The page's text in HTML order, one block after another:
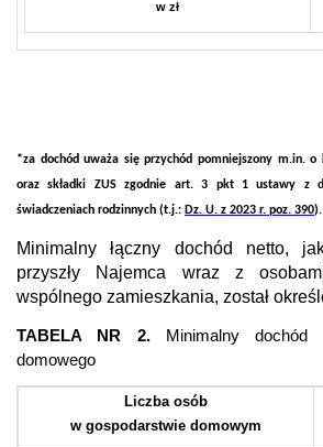
w zł
*za dochód uważa się przychód pomniejszony m.in. o
oraz składki ZUS zgodnie art. 3 pkt 1 ustawy z
świadczeniach rodzinnych (t.j.: Dz. U. z 2023 r. poz. 390).
Minimalny łączny dochód netto,
przyszły Najemca wraz z
wspólnego zamieszkania, został
TABELA NR 2.Minimalny dochód
domowego
Liczba osób
w gospodarstwie domowym